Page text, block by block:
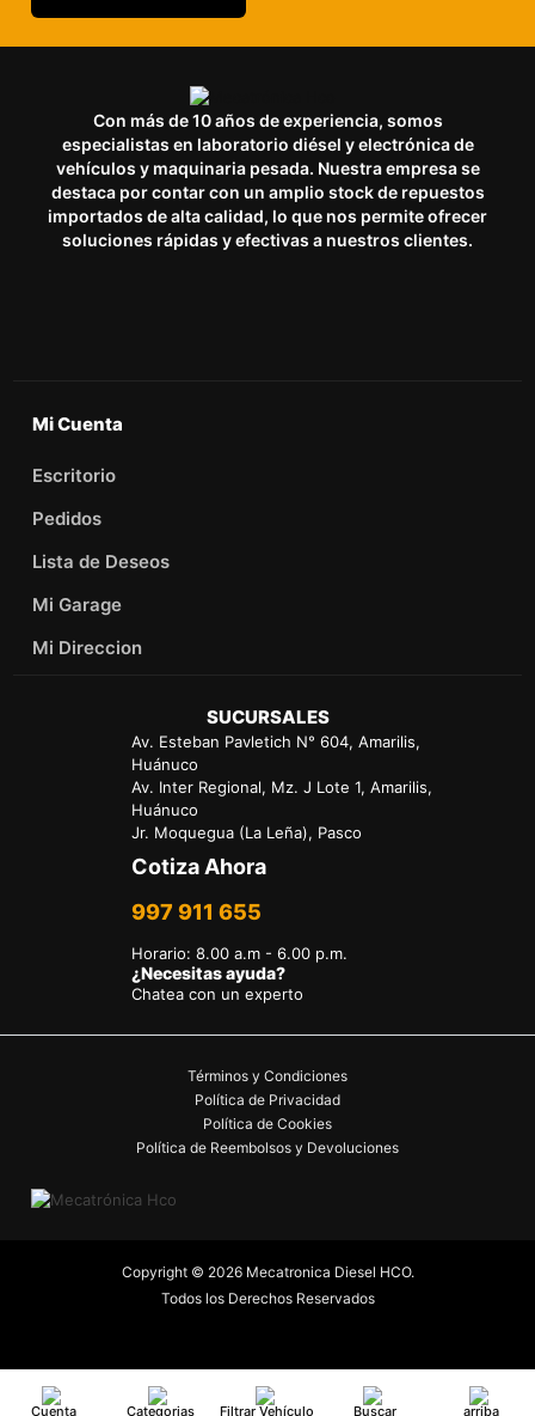
Con más de 10 años de experiencia, somos
especialistas en laboratorio diésel y electrónica de
vehículos y maquinaria pesada. Nuestra empresa se
destaca por contar con un amplio stock de repuestos
importados de alta calidad, lo que nos permite ofrecer
soluciones rápidas y efectivas a nuestros clientes.
Mi Cuenta
Escritorio
Pedidos
Lista de Deseos
Mi Garage
Mi Direccion
SUCURSALES
Av. Esteban Pavletich N° 604, Amarilis,
Huánuco
Av. Inter Regional, Mz. J Lote 1, Amarilis,
Huánuco
Jr. Moquegua (La Leña), Pasco
Cotiza Ahora
997 911 655
Horario:8.00 a.m - 6.00 p.m.
¿Necesitas ayuda?
Chatea con un experto
Términos y Condiciones
Política de Privacidad
Política de Cookies
Política de Reembolsos y Devoluciones
Copyright © 2026 Mecatronica Diesel HCO.
Todos los Derechos Reservados
Cuenta Categorias Filtrar Vehículo Buscar arriba